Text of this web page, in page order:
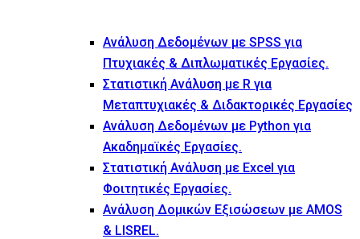
Ανάλυση Δεδομένων με SPSS για
Πτυχιακές & Διπλωματικές Εργασίες.
Στατιστική Ανάλυση με R για
Μεταπτυχιακές & Διδακτορικές Εργασίες
Ανάλυση Δεδομένων με Python για
Ακαδημαϊκές Εργασίες.
Στατιστική Ανάλυση με Excel για
Φοιτητικές Εργασίες.
Ανάλυση Δομικών Εξισώσεων με AMOS
& LISREL.